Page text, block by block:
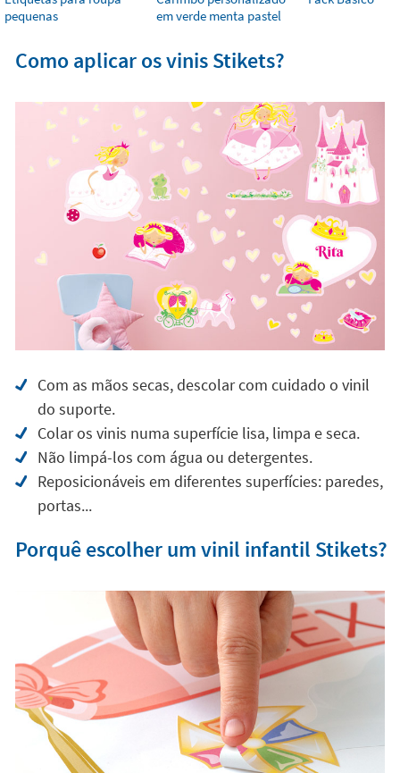
pequenas
em verde menta pastel
Como aplicar os vinis Stikets?
Com as mãos secas, descolar com cuidado o vinil
do suporte.
Colar os vinis numa superfície lisa, limpa e seca.
Não limpá-los com água ou detergentes.
Reposicionáveis em diferentes superfícies: paredes,
portas...
Porquê escolher um vinil infantil Stikets?